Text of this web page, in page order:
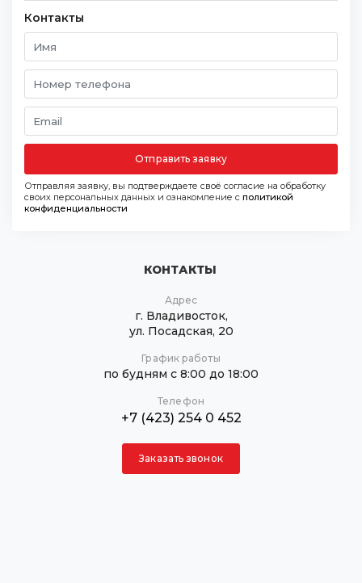
Контакты
Отправить заявку
Отправляя заявку, вы подтверждаете своё согласие на обработку
своих персональных данных и ознакомление с политикой
конфиденциальности
КОНТАКТЫ
Адрес
г. Владивосток,
ул. Посадская, 20
График работы
по будням с 8:00 до 18:00
Телефон
+7 (423) 254 0 452
Заказать звонок